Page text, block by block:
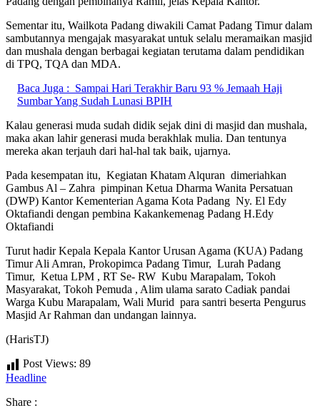
Sementar itu, Wailkota Padang diwakili Camat Padang Timur dalam
sambutannya mengajak masyarakat untuk selalu meramaikan masjid
dan mushala dengan berbagai kegiatan terutama dalam pendidikan
di TPQ, TQA dan MDA.
Baca Juga : Sampai Hari Terakhir Baru 93 % Jemaah Haji
Sumbar Yang Sudah Lunasi BPIH
Kalau generasi muda sudah didik sejak dini di masjid dan mushala,
maka akan lahir generasi muda berakhlak mulia. Dan tentunya
mereka akan terjauh dari hal-hal tak baik, ujarnya.
Pada kesempatan itu, Kegiatan Khatam Alquran dimeriahkan
Gambus Al – Zahra pimpinan Ketua Dharma Wanita Persatuan
(DWP) Kantor Kementerian Agama Kota Padang Ny. El Edy
Oktafiandi dengan pembina Kakankemenag Padang H.Edy
Oktafiandi
Turut hadir Kepala Kepala Kantor Urusan Agama (KUA) Padang
Timur Ali Amran, Prokopimca Padang Timur, Lurah Padang
Timur, Ketua LPM , RT Se- RW Kubu Marapalam, Tokoh
Masyarakat, Tokoh Pemuda , Alim ulama sarato Cadiak pandai
Warga Kubu Marapalam, Wali Murid para santri beserta Pengurus
Masjid Ar Rahman dan undangan lainnya.
(HarisTJ)
Post Views: 89
Headline
Share :